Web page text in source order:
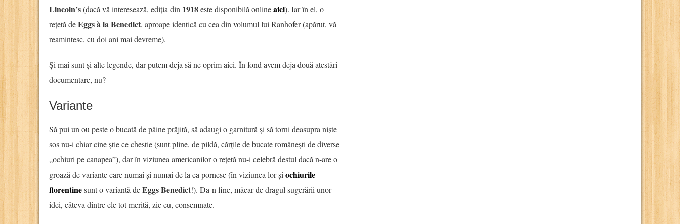
Lincoln’s(dacă vă interesează, ediția din 1918este disponibilă onlineaici). Iar în el, o
rețetă deEggs à la Benedict, aproape identică cu cea din volumul lui Ranhofer (apărut, vă
reamintesc, cu doi ani mai devreme).
Și mai sunt și alte legende, dar putem deja să ne oprim aici. În fond avem deja două atestări
documentare, nu?
Variante
Să pui un ou peste o bucată de pâine prăjită, să adaugi o garnitură și să torni deasupra niște
sos nu-i chiar cine știe ce chestie (sunt pline, de pildă, cărțile de bucate românești de diverse
„ochiuri pe canapea”), dar în viziunea americanilor o rețetă nu-i celebră destul dacă n-are o
groază de variante care numai și numai de la ea pornesc (în viziunea lor și ochiurile
florentinesunt o variantă deEggs Benedict!). Da-n fine, măcar de dragul sugerării unor
idei, câteva dintre ele tot merită, zic eu, consemnate.